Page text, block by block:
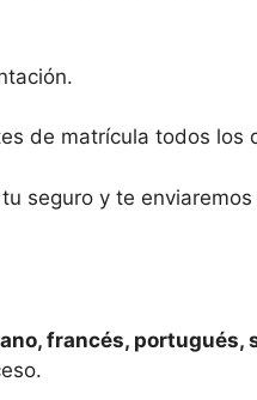
de matrícula todos los
seguro y te
francés, portugués,